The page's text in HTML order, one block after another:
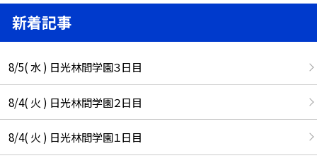
新着記事
8/5( 水 ) 日光林間学園３日目
8/4( 火 ) 日光林間学園２日目
8/4( 火 ) 日光林間学園１日目